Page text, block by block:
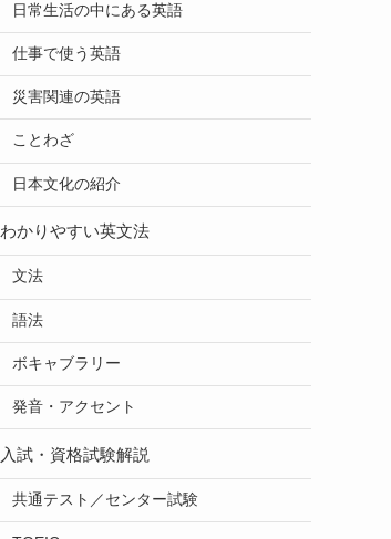
日常生活の中にある英語
仕事で使う英語
災害関連の英語
ことわざ
日本文化の紹介
わかりやすい英文法
文法
語法
ボキャブラリー
発音・アクセント
入試・資格試験解説
共通テスト／センター試験